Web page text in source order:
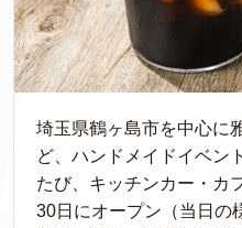
埼玉県鶴ヶ島市を中心に
ど、ハンドメイドイベン
たび、キッチンカー・カ
30日にオープン（当日の